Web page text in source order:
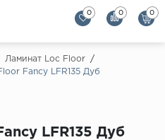
Назад
Alloc
0 0 0
Ламинат Loc Floor
/
Fancy LFR135 Дуб
LFR135 Дуб